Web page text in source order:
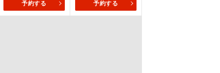
予約する 予約する